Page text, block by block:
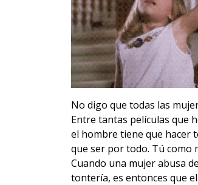
No digo que todas las
Entre tantas películas que
el hombre tiene que hacer
que ser por todo. Tú como
Cuando una mujer abusa
tontería, es entonces que